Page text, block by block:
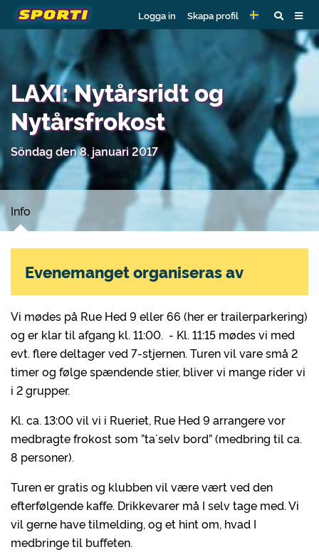
Logga in Skapa profil
LAXI: Nytårsridt og
Nytårsfrokost
Söndag den 8. januari 2017
Info
Vi mødes på Rue Hed 9 eller 66 (her er trailerparkering)
og er klar til afgang kl. 11:00. - Kl. 11:15 mødes vi med
evt. flere deltager ved 7-stjernen. Turen vil vare små 2
timer og følge spændende stier, bliver vi mange rider vi
i 2 grupper.
Kl. ca. 13:00 vil vi i Rueriet, Rue Hed 9 arrangere vor
medbragte frokost som ”ta´ selv bord” (medbring til ca.
8 personer).
Turen er gratis og klubben vil være vært ved den
efterfølgende kaffe. Drikkevarer må I selv tage med. Vi
vil gerne have tilmelding, og et hint om, hvad I
medbringe til buffeten.
Evenemanget organiseras av